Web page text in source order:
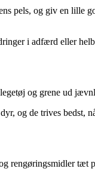
pels, og giv en lille
i adfærd eller
og grene ud
og de trives bedst,
rengøringsmidler tæt